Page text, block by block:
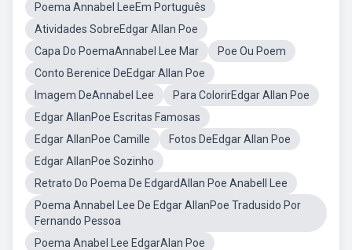
Poema Annabel LeeEm Português
Atividades SobreEdgar Allan Poe
Capa Do PoemaAnnabel Lee Mar
Poe Ou Poem
Conto Berenice DeEdgar Allan Poe
Imagem DeAnnabel Lee
Para ColorirEdgar Allan Poe
Edgar AllanPoe Escritas Famosas
Edgar AllanPoe Camille
Fotos DeEdgar Allan Poe
Edgar AllanPoe Sozinho
Retrato Do Poema De EdgardAllan Poe Anabell Lee
Poema Annabel Lee De Edgar AllanPoe Tradusido Por
Fernando Pessoa
Poema Anabel Lee EdgarAlan Poe